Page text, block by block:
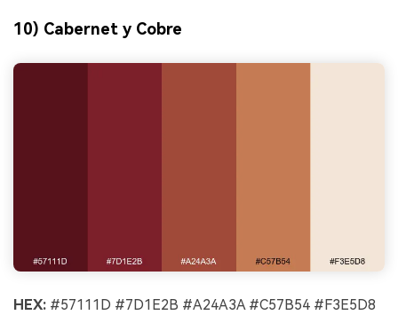
10) Cabernet y Cobre
HEX: #57111D #7D1E2B #A24A3A #C57B54 #F3E5D8